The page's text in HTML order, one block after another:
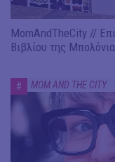
MomAndTheCity //
Βιβλίου της
# MOM AND THE CITY